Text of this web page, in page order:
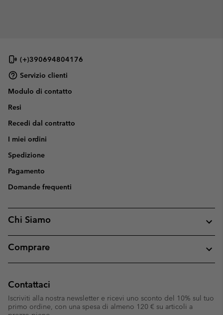
(+)390694804176
Servizio clienti
Modulo di contatto
Resi
Recedi dal contratto
I miei ordini
Spedizione
Pagamento
Domande frequenti
Chi Siamo
Comprare
Contattaci
Iscriviti alla nostra newsletter e ricevi uno sconto del 10% sul tuo
primo ordine, con una spesa di almeno 120 € su articoli a